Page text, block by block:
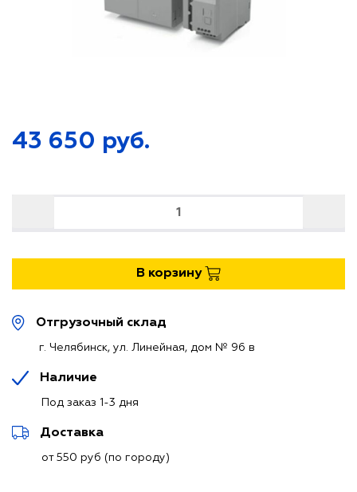
43 650 руб.
В корзину
Отгрузочный склад
г. Челябинск, ул. Линейная, дом № 96 в
Наличие
Под заказ 1-3 дня
Доставка
от 550 руб (по городу)
МАТЕРИАЛЫ
ВОЗДУХОРАСПРЕДЕЛИТЕЛИ
КРЕПЕЖНЫЕ ЭЛЕМЕНТЫ
МАТЕРИАЛЫ
ВОЗДУХОРАСПРЕДЕЛИТЕЛИ
КРЕПЕЖНЫЕ ЭЛЕМЕНТЫ